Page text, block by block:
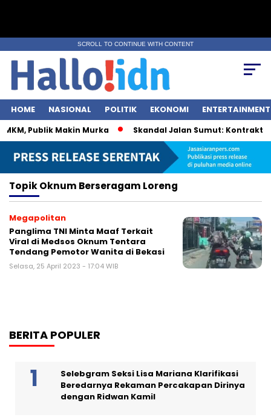
SCROLL TO CONTINUE WITH CONTENT
HOME NASIONAL POLITIK EKONOMI ENTERTAINMENT
Publik Makin Murka Skandal Jalan Sumut: Kontraktor
TopikOknum Berseragam Loreng
Megapolitan
Panglima TNI Minta Maaf Terkait
Viral di Medsos Oknum Tentara
Tendang Pemotor Wanita di Bekasi
Selasa, 25 April 2023 - 17:04 WIB
BERITA POPULER
Selebgram Seksi Lisa Mariana Klarifikasi
Beredarnya Rekaman Percakapan Dirinya
dengan Ridwan Kamil